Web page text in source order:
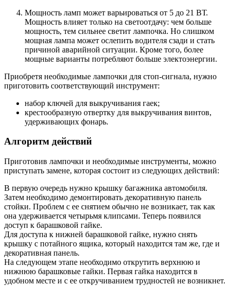
Мощность ламп может варьироваться от 5 до 21 ВТ.
Мощность влияет только на светоотдачу: чем больше
мощность, тем сильнее светит лампочка. Но слишком
мощная лампа может ослепить водителя сзади и стать
причиной аварийной ситуации. Кроме того, более
мощные варианты потребляют больше электоэнергии.
Приобретя необходимые лампочки для стоп-сигнала, нужно
приготовить соответствующий инструмент:
набор ключей для выкручивания гаек;
крестообразную отвертку для выкручивания винтов,
удерживающих фонарь.
Алгоритм действий
Приготовив лампочки и необходимые инструменты, можно
приступать замене, которая состоит из следующих действий:
В первую очередь нужно крышку багажника автомобиля.
Затем необходимо демонтировать декоративную панель
стойки. Проблем с ее снятием обычно не возникает, так как
она удерживается четырьмя клипсами. Теперь появился
доступ к барашковой гайке.
Для доступа к нижней барашковой гайке, нужно снять
крышку с потайного ящика, который находится там же, где и
декоративная панель.
На следующем этапе необходимо открутить верхнюю и
нижнюю барашковые гайки. Первая гайка находится в
удобном месте и с ее откручиванием трудностей не возникнет.